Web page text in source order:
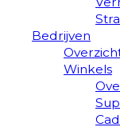
Bedrijven
Winkels